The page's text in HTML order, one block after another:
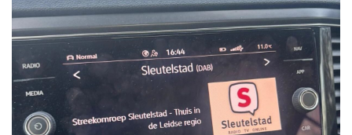
De nacht van Sleutelstad
0.00 - 6.00 uur
Vorig uur
uur 1 van 0 Volgend uur